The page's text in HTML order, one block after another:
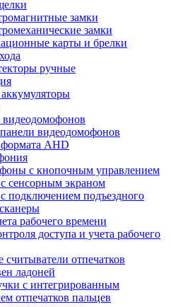
замки
замки
карты и брелки
ручные
видеодомофонов
AHD
с кнопочным управлением
сенсорным экраном
подключением подъездного
рабочего времени
доступа и учета рабочего
считыватели отпечатков
ладоней
с интегрированным
отпечатков пальцев